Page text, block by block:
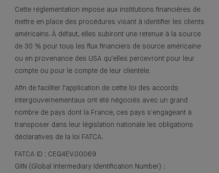
Cette réglementation impose aux institutions financières de
mettre en place des procédures visant à identifier les clients
américains. À défaut, elles subiront une retenue à la source
de 30 % pour tous les flux financiers de source américaine
ou en provenance des USA qu'elles percevront pour leur
compte ou pour le compte de leur clientèle.
Afin de faciliter l'application de cette loi des accords
intergouvernementaux ont été négociés avec un grand
nombre de pays dont la France, ces pays s'engageant à
transposer dans leur législation nationale les obligations
déclaratives de la loi FATCA.
FATCA ID : CEQ4EV.00069
GIIN (Global Intermediary Identification Number) :